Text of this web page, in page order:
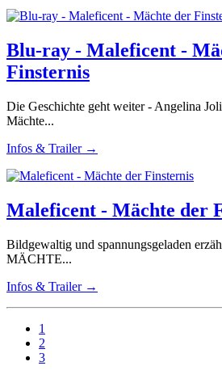
Blu-ray - Maleficent -
Finsternis
Die Geschichte geht weiter - Angelina
Mächte...
Infos & Trailer →
Maleficent - Mächte der
Bildgewaltig und spannungsgeladen
MÄCHTE...
Infos & Trailer →
1
2
3